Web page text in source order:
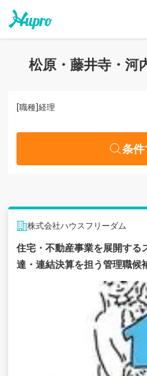
松原・藤井寺・河
[職種]経理
条件
株式会社ハウスフリーダム
住宅・不動産事業を展開する
達・連結決算を担う管理職候